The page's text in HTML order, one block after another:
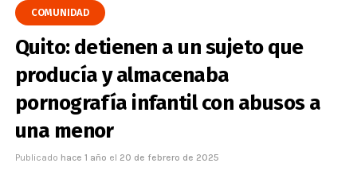
COMUNIDAD
Quito: detienen a un sujeto que
producía y almacenaba
pornografía infantil con abusos a
una menor
Publicado hace 1 año el 20 de febrero de 2025